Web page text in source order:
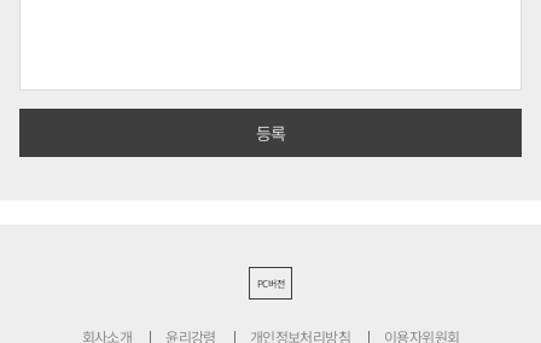
PC버전
회사소개 윤리강령 개인정보처리방침 이용자위원회